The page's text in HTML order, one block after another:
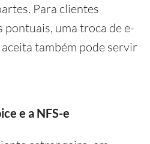
Para clientes
uma troca de e-
também pode servir
e a NFS-e